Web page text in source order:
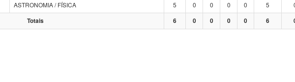
ASTRONOMIA / FÍSICA 5 0 0 0 0 5
Totais
6 0 0 0 0 6